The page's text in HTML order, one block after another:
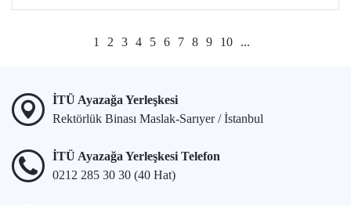
1 2 3 4 5 6 7 8 9 10 ...
İTÜ Ayazağa Yerleşkesi
Rektörlük Binası Maslak-Sarıyer / İstanbul
İTÜ Ayazağa Yerleşkesi Telefon
0212 285 30 30 (40 Hat)